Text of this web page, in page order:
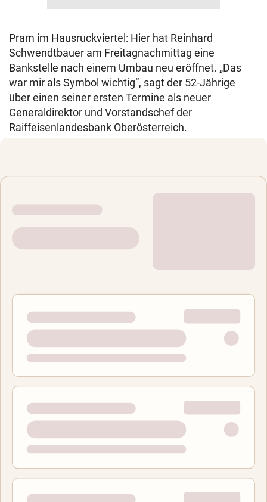
Pram im Hausruckviertel: Hier hat Reinhard
Schwendtbauer am Freitagnachmittag eine
Bankstelle nach einem Umbau neu eröffnet. „Das
war mir als Symbol wichtig“, sagt der 52-Jährige
über einen seiner ersten Termine als neuer
Generaldirektor und Vorstandschef der
Raiffeisenlandesbank Oberösterreich.